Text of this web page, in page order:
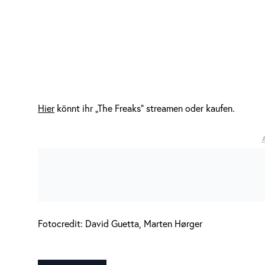
Hierkönnt ihr „The Freaks“ streamen oder kaufen.
Fotocredit: David Guetta, Marten Hørger